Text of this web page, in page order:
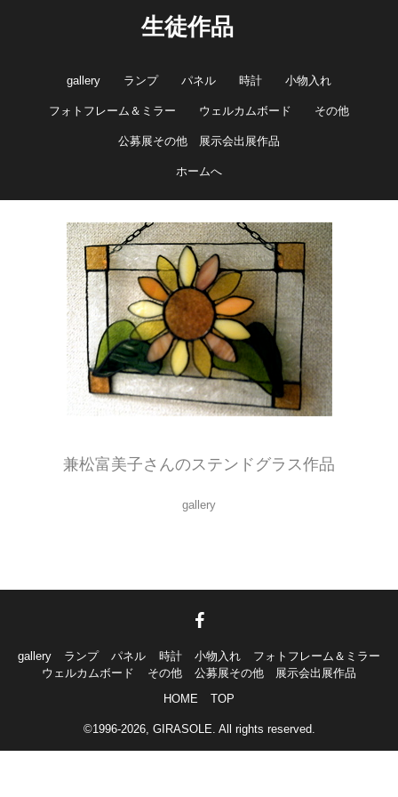
生徒作品
gallery ランプ パネル 時計 小物入れ
フォトフレーム＆ミラー ウェルカムボード その他
公募展その他 展示会出展作品
ホームへ
兼松富美子さんのステンドグラス作品
gallery
gallery ランプ パネル 時計 小物入れ
フォトフレーム＆ミラー
ウェルカムボード
その他
公募展その他 展示会出展作品
HOME
TOP
©1996-2026, GIRASOLE. All rights reserved.